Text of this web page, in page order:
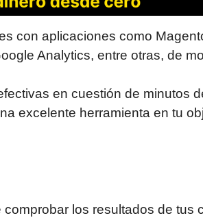
con aplicaciones como
Analytics, entre otras, de
en cuestión de minutos
excelente herramienta en tu
los resultados de tus